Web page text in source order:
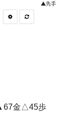
金△45歩